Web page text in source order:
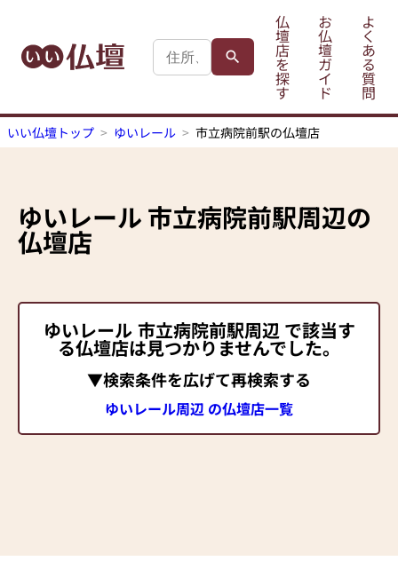
仏
壇
店
を
探
す
お
仏
壇
ガ
イ
ド
よ
く
あ
る
質
問
いい仏壇トップ ゆいレール 市立病院前駅の仏壇店
ゆいレール 市立病院前駅周辺の
仏壇店
ゆいレール 市立病院前駅周辺 で該当す
る仏壇店は見つかりませんでした。
▼検索条件を広げて再検索する
ゆいレール周辺 の仏壇店一覧